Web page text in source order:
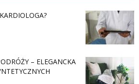
– ELEGANCKA